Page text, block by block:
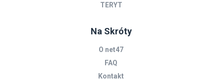
TERYT
Na Skróty
O net47
FAQ
Kontakt